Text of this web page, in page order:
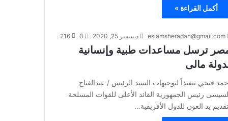
أكمل القراءة »
eslamsheradah@gmail.com ديسمبر 25, 2020 0
216
ترسل مساعدات طبية وإنسانية
مالى
فتحي تنفيذاً لتوجيهات السيد الرئيس / عبدالفتاح
رئيس الجمهورية القائد الأعلى للقوات المسلحة
يد العون للدول الأفريقية…